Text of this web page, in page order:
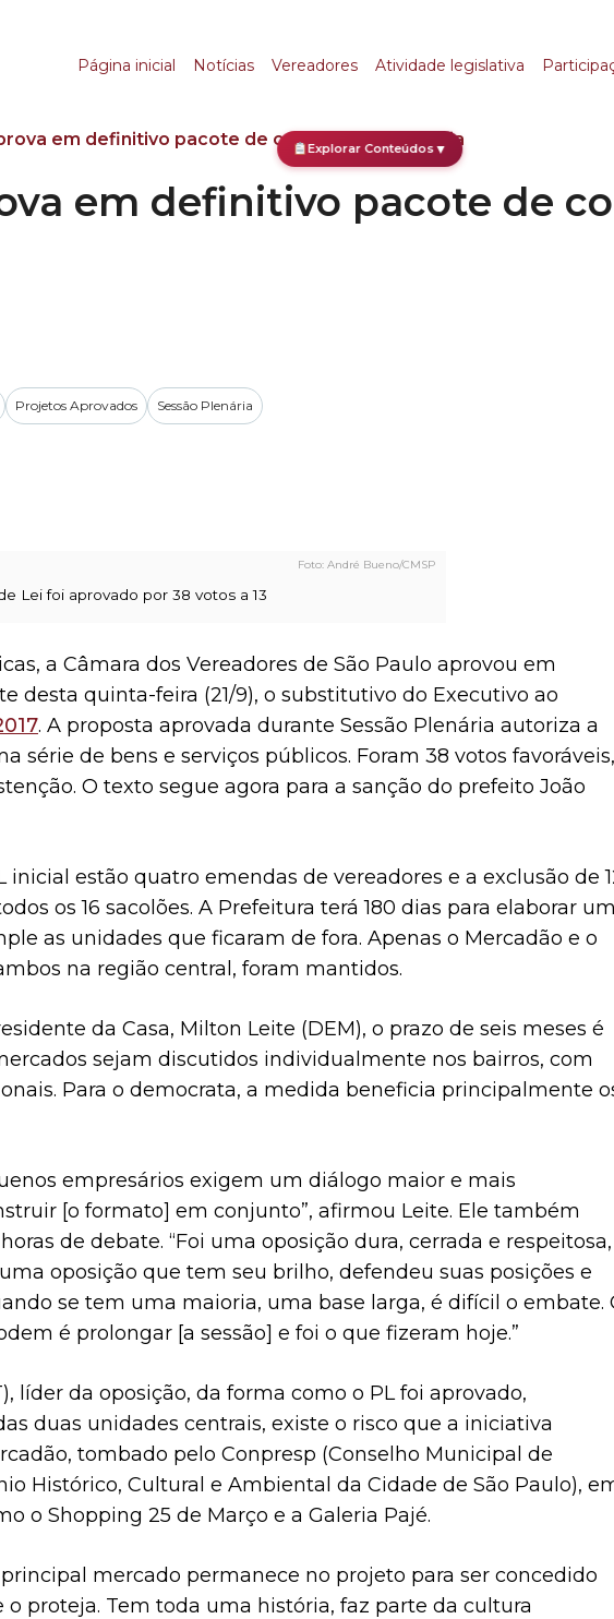
definitivo pacote de
Explorar Conteúdos▼
Página inicial Notícias Vereadores Atividade legislativa
em definitivo pacote de concessões de Doria
em definitivo pacote de
Projetos Aprovados Sessão Plenária
André Bueno/CMSP
Lei foi aprovado por 38 votos a 13
a Câmara dos Vereadores de São Paulo aprovou em
desta quinta-feira (21/9), o substitutivo do Executivo ao
. A proposta aprovada durante Sessão Plenária autoriza a
série de bens e serviços públicos. Foram 38 votos favoráveis,
O texto segue agora para a sanção do prefeito João
inicial estão quatro emendas de vereadores e a exclusão de
os 16 sacolões. A Prefeitura terá 180 dias para elaborar
as unidades que ficaram de fora. Apenas o Mercadão e o
na região central, foram mantidos.
da Casa, Milton Leite (DEM), o prazo de seis meses é
sejam discutidos individualmente nos bairros, com
Para o democrata, a medida beneficia principalmente
empresários exigem um diálogo maior e mais
[o formato] em conjunto”, afirmou Leite. Ele também
de debate. “Foi uma oposição dura, cerrada e respeitosa,
oposição que tem seu brilho, defendeu suas posições e
se tem uma maioria, uma base larga, é difícil o embate.
é prolongar [a sessão] e foi o que fizeram hoje.”
líder da oposição, da forma como o PL foi aprovado,
duas unidades centrais, existe o risco que a iniciativa
tombado pelo Conpresp (Conselho Municipal de
Histórico, Cultural e Ambiental da Cidade de São Paulo),
o Shopping 25 de Março e a Galeria Pajé.
mercado permanece no projeto para ser concedido
proteja. Tem toda uma história, faz parte da cultura